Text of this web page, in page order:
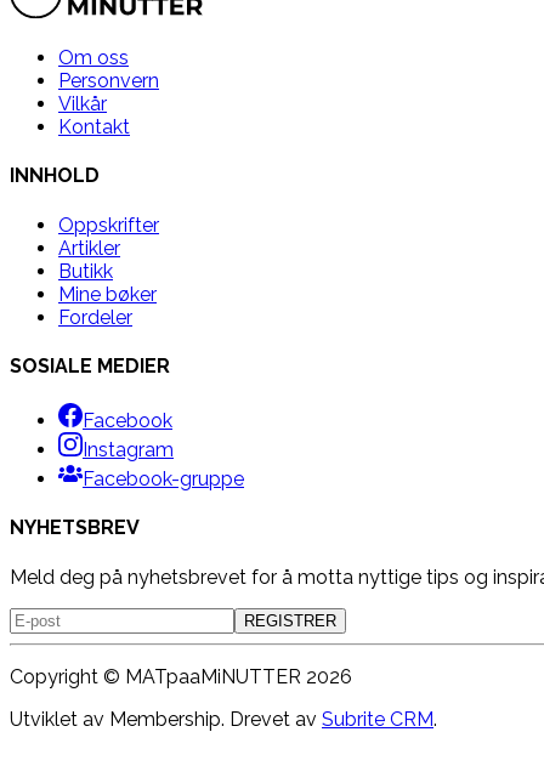
Om oss
Personvern
Vilkår
Kontakt
INNHOLD
Oppskrifter
Artikler
Butikk
Mine bøker
Fordeler
SOSIALE MEDIER
Facebook
Instagram
Facebook-gruppe
NYHETSBREV
Meld deg på nyhetsbrevet for å motta nyttige tips og
REGISTRER
Copyright © MATpaaMiNUTTER 2026
Utviklet av Membership. Drevet av Subrite CRM.